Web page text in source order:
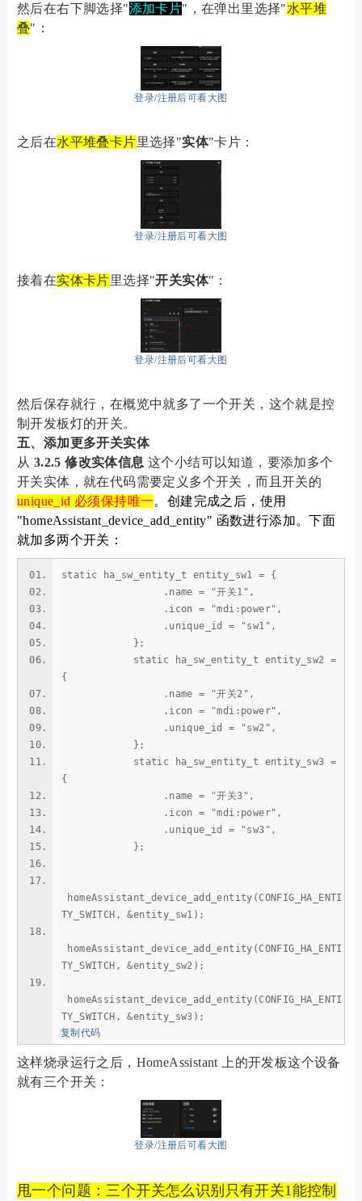
然后在右下脚选择"添加卡片"，在弹出里选择"水平堆
叠"：
登录/注册后可看大图
之后在水平堆叠卡片里选择"实体"卡片：
登录/注册后可看大图
接着在实体卡片里选择"开关实体"：
登录/注册后可看大图
然后保存就行，在概览中就多了一个开关，这个就是控
制开发板灯的开关。
五、添加更多开关实体
从 3.2.5 修改实体信息 这个小结可以知道，要添加多个
开关实体，就在代码需要定义多个开关，而且开关的
unique_id 必须保持唯一。创建完成之后，使用
"homeAssistant_device_add_entity" 函数进行添加。下面
就加多两个开关：
static ha_sw_entity_t entity_sw1 = {
.name = "开关1",
.icon = "mdi:power",
.unique_id = "sw1",
};
static ha_sw_entity_t entity_sw2 =
{
.name = "开关2",
.icon = "mdi:power",
.unique_id = "sw2",
};
static ha_sw_entity_t entity_sw3 =
{
.name = "开关3",
.icon = "mdi:power",
.unique_id = "sw3",
};
homeAssistant_device_add_entity(CONFIG_HA_ENTI
TY_SWITCH, &entity_sw1);
homeAssistant_device_add_entity(CONFIG_HA_ENTI
TY_SWITCH, &entity_sw2);
homeAssistant_device_add_entity(CONFIG_HA_ENTI
TY_SWITCH, &entity_sw3);
复制代码
这样烧录运行之后，HomeAssistant 上的开发板这个设备
就有三个开关：
登录/注册后可看大图
甩一个问题：三个开关怎么识别只有开关1能控制